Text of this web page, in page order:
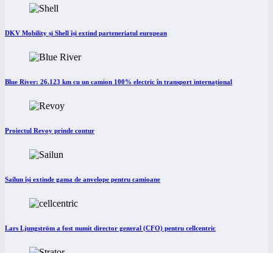
DKV Mobility și Shell își extind parteneriatul european
Blue River: 26.123 km cu un camion 100% electric în transport internațional
Proiectul Revoy prinde contur
Sailun își extinde gama de anvelope pentru camioane
Lars Ljungström a fost numit director general (CFO) pentru cellcentric